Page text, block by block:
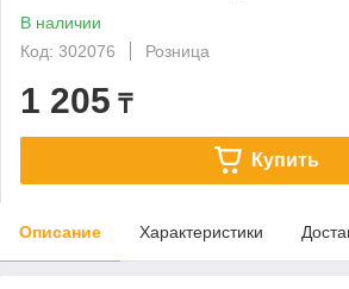
В наличии
Код: 302076
Розница
1 205 ₸
Купить
Описание Характеристики